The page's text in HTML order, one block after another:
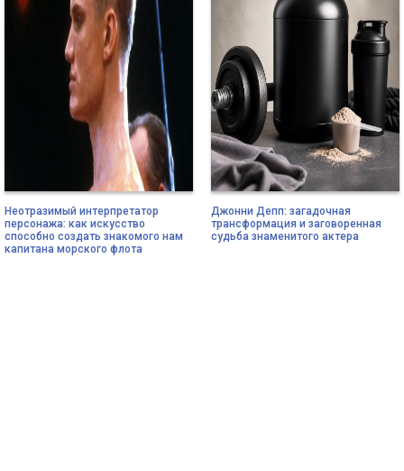
Неотразимый интерпретатор
персонажа: как искусство
способно создать знакомого нам
капитана морского флота
Джонни Депп: загадочная
трансформация и заговоренная
судьба знаменитого актера